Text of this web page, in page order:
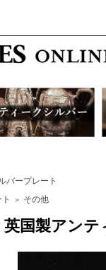
バープレート
＞ その他
英国製アン